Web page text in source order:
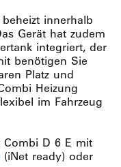
innerhalb
Gerät hat zudem
integriert, der
benötigen Sie
Platz und
Heizung
im Fahrzeug
Combi D 6 E mit
(iNet ready) oder